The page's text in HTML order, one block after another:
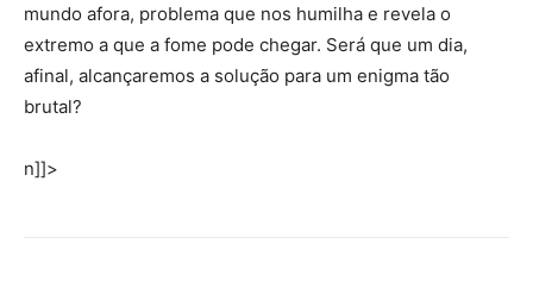
mundo afora, problema que nos humilha e revela o
extremo a que a fome pode chegar. Será que um dia,
afinal, alcançaremos a solução para um enigma tão
brutal?
n]]>